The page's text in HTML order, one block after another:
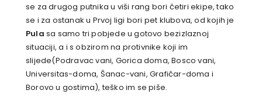
se za drugog putnika u viši rang bori četiri ekipe, tako
se i za ostanak u Prvoj ligi bori pet klubova, od kojih je
Pula sa samo tri pobjede u gotovo bezizlaznoj
situaciji, a i s obzirom na protivnike koji im
slijede(Podravac vani, Gorica doma, Bosco vani,
Universitas-doma, Šanac-vani, Grafičar-doma i
Borovo u gostima), teško im se piše.